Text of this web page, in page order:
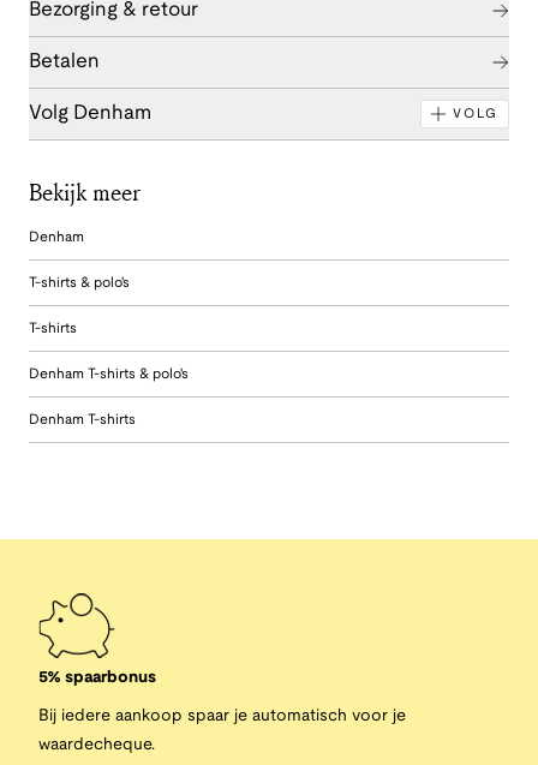
Bezorging & retour
Betalen
Volg Denham VOLG
Bekijk meer
Denham
T-shirts & polo's
T-shirts
Denham T-shirts & polo's
Denham T-shirts
5% spaarbonus
Bij iedere aankoop spaar je automatisch voor je
waardecheque.